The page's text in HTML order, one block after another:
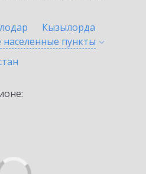
Кызылорда
населенные пункты